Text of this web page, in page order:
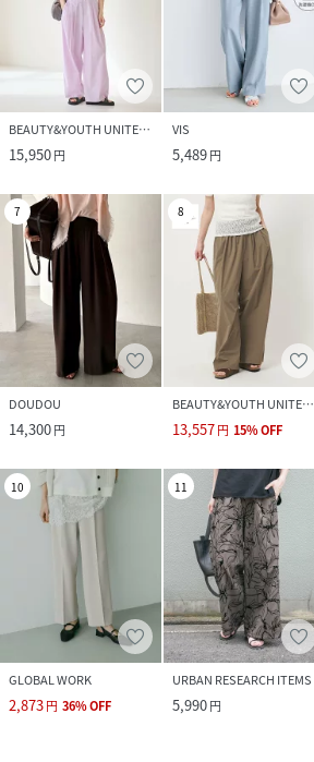
BEAUTY&YOUTH UNITED ARROWS
15,950円
VIS
5,489円
7
DOUDOU
14,300円
8
BEAUTY&YOUTH UNITED ARROWS
13,557円 15%OFF
10
GLOBAL WORK
2,873円 36%OFF
11
URBAN RESEARCH ITEMS
5,990円